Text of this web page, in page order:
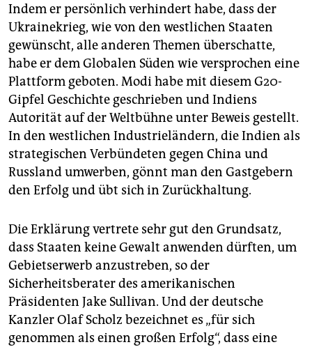
Indem er persönlich verhindert habe, dass der
Ukrainekrieg, wie von den westlichen Staaten
gewünscht, alle anderen Themen überschatte,
habe er dem Globalen Süden wie versprochen eine
Plattform geboten. Modi habe mit diesem G20-
Gipfel Geschichte geschrieben und Indiens
Autorität auf der Weltbühne unter Beweis gestellt.
In den westlichen Industrieländern, die Indien als
strategischen Verbündeten gegen China und
Russland umwerben, gönnt man den Gastgebern
den Erfolg und übt sich in Zurückhaltung.
Die Erklärung vertrete sehr gut den Grundsatz,
dass Staaten keine Gewalt anwenden dürften, um
Gebietserwerb anzustreben, so der
Sicherheitsberater des amerikanischen
Präsidenten Jake Sullivan. Und der deutsche
Kanzler Olaf Scholz bezeichnet es „für sich
genommen als einen großen Erfolg“, dass eine